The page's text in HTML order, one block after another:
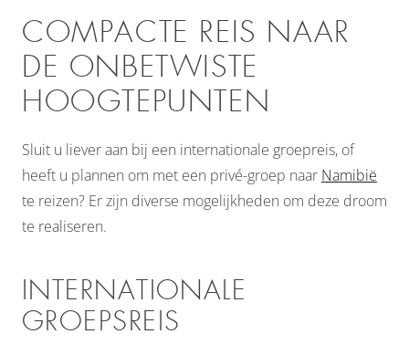
COMPACTE REIS NAAR
DE ONBETWISTE
HOOGTEPUNTEN
Sluit u liever aan bij een internationale groepreis, of
heeft u plannen om met een privé-groep naar Namibië
te reizen? Er zijn diverse mogelijkheden om deze droom
te realiseren.
INTERNATIONALE
GROEPSREIS